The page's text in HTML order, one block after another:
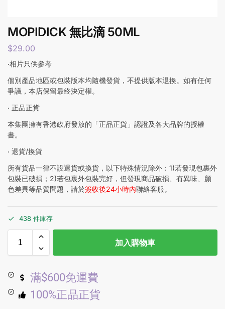
MOPIDICK 無比滴 50ML
$29.00
‧相片只供參考
個別產品地區或包裝版本均隨機發貨，不提供版本退換。如有任何
爭議，本店保留最終決定權。
‧ 正品正貨
本集團擁有香港政府發放的「正品正貨」認證及各大品牌的授權
書。
‧ 退貨/換貨
所有貨品一律不設退貨或換貨，以下特殊情況除外：1)若發現包裹外
包裝已破損；2)若包裹外包裝完好，但發現商品破損、有異味、顏
色差異等品質問題，請於簽收後24小時內聯絡客服。
438 件庫存
加入購物車
滿$600免運費
100%正品正貨